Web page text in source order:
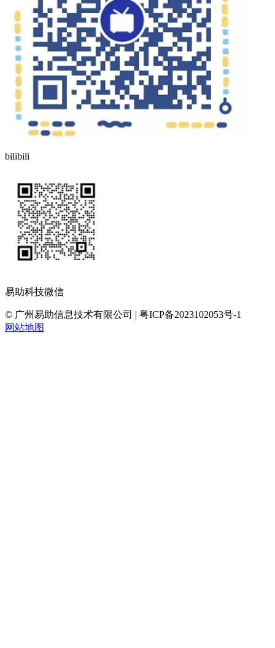
bilibili
易助科技微信
© 广州易助信息技术有限公司 | 粤ICP备2023102053号-1
网站地图